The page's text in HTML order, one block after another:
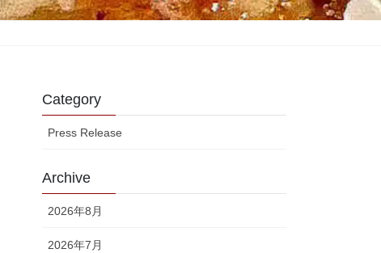
Category
Press Release
Archive
2026年8月
2026年7月